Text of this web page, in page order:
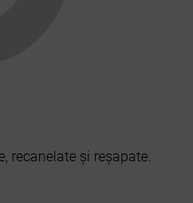
recanelate și reșapate.